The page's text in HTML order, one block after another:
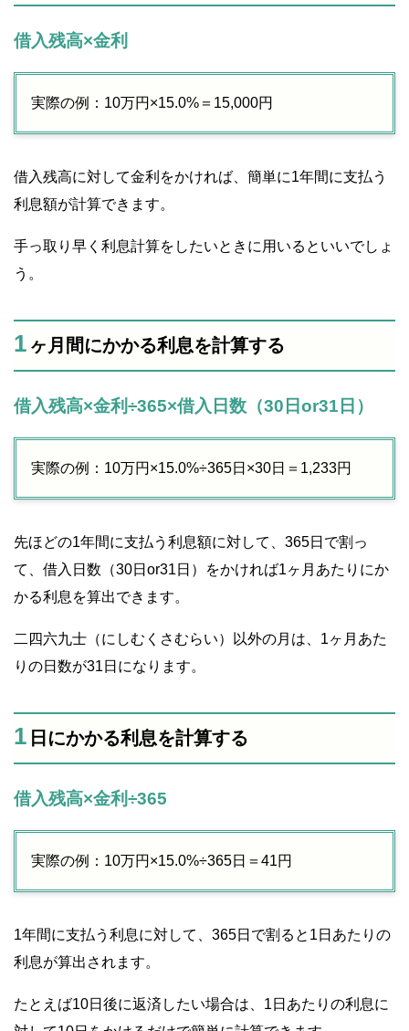
借入残高×金利
実際の例：10万円×15.0%＝15,000円
借入残高に対して金利をかければ、簡単に1年間に支払う
利息額が計算できます。
手っ取り早く利息計算をしたいときに用いるといいでしょ
う。
1 ヶ月間にかかる利息を計算する
借入残高×金利÷365×借入日数（30日or31日）
実際の例：10万円×15.0%÷365日×30日＝1,233円
先ほどの1年間に支払う利息額に対して、365日で割っ
て、借入日数（30日or31日）をかければ1ヶ月あたりにか
かる利息を算出できます。
二四六九士（にしむくさむらい）以外の月は、1ヶ月あた
りの日数が31日になります。
1 日にかかる利息を計算する
借入残高×金利÷365
実際の例：10万円×15.0%÷365日＝41円
1年間に支払う利息に対して、365日で割ると1日あたりの
利息が算出されます。
たとえば10日後に返済したい場合は、1日あたりの利息に